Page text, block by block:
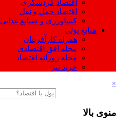
اقتصاد گردشگری
اقتصاد حمل و نقل
کشاورزی و صنایع غذایی
منابع پولی
همراه کارآفرینان
مجله افق اقتصادی
مجله روزانه اقتصاد
خرید تتر
×
منوی بالا